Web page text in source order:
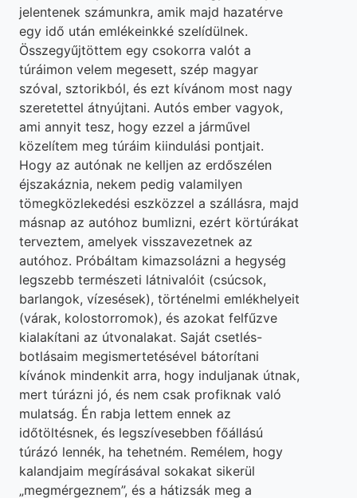
jelentenek számunkra, amik majd hazatérve
egy idő után emlékeinkké szelídülnek.
Összegyűjtöttem egy csokorra valót a
túráimon velem megesett, szép magyar
szóval, sztorikból, és ezt kívánom most nagy
szeretettel átnyújtani. Autós ember vagyok,
ami annyit tesz, hogy ezzel a járművel
közelítem meg túráim kiindulási pontjait.
Hogy az autónak ne kelljen az erdőszélen
éjszakáznia, nekem pedig valamilyen
tömegközlekedési eszközzel a szállásra, majd
másnap az autóhoz bumlizni, ezért körtúrákat
terveztem, amelyek visszavezetnek az
autóhoz. Próbáltam kimazsolázni a hegység
legszebb természeti látnivalóit (csúcsok,
barlangok, vízesések), történelmi emlékhelyeit
(várak, kolostorromok), és azokat felfűzve
kialakítani az útvonalakat. Saját csetlés-
botlásaim megismertetésével bátorítani
kívánok mindenkit arra, hogy induljanak útnak,
mert túrázni jó, és nem csak profiknak való
mulatság. Én rabja lettem ennek az
időtöltésnek, és legszívesebben főállású
túrázó lennék, ha tehetném. Remélem, hogy
kalandjaim megírásával sokakat sikerül
„megmérgeznem”, és a hátizsák meg a